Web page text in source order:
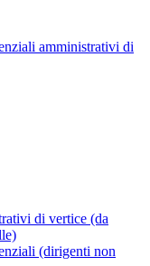
amministrativi di
di vertice (da
(dirigenti non